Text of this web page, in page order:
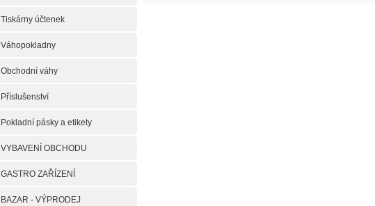
Tiskárny účtenek
Váhopokladny
Obchodní váhy
Příslušenství
Pokladní pásky a etikety
VYBAVENÍ OBCHODU
GASTRO ZAŘÍZENÍ
BAZAR - VÝPRODEJ